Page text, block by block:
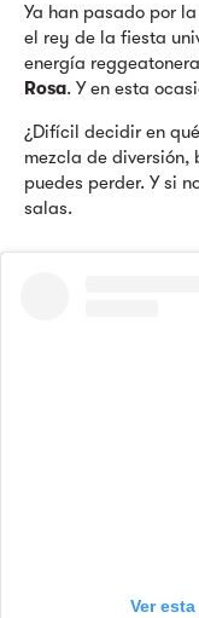
Ya han pasado por
el rey de la fiesta
energía reggeatonera
Rosa. Y en esta
¿Difícil decidir en
mezcla de diversión,
puedes perder. Y si
salas.
Ver